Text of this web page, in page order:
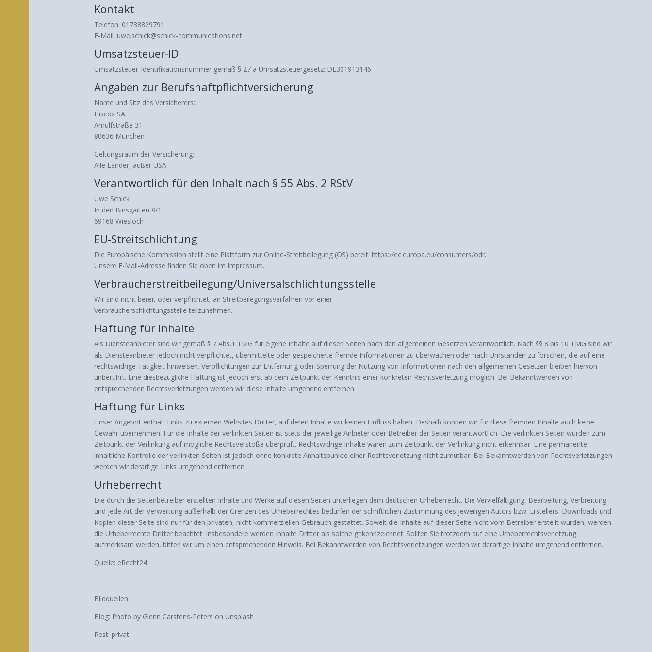
Kontakt
Telefon: 01738829791
E-Mail: uwe.schick@schick-communications.net
Umsatzsteuer-ID
Umsatzsteuer-Identifikationsnummer gemäß § 27 a Umsatzsteuergesetz: DE301913146
Angaben zur Berufshaftpflichtversicherung
Name und Sitz des Versicherers:
Hiscox SA
Arnulfstraße 31
80636 München
Geltungsraum der Versicherung:
Alle Länder, außer USA
Verantwortlich für den Inhalt nach § 55 Abs. 2 RStV
Uwe Schick
In den Binsgärten 8/1
69168 Wiesloch
EU-Streitschlichtung
Die Europäische Kommission stellt eine Plattform zur Online-Streitbeilegung (OS) bereit: https://ec.europa.eu/consumers/odr.
Unsere E-Mail-Adresse finden Sie oben im Impressum.
Verbraucherstreitbeilegung/Universalschlichtungsstelle
Wir sind nicht bereit oder verpflichtet, an Streitbeilegungsverfahren vor einer
Verbraucherschlichtungsstelle teilzunehmen.
Haftung für Inhalte
Als Diensteanbieter sind wir gemäß § 7 Abs.1 TMG für eigene Inhalte auf diesen Seiten nach den allgemeinen Gesetzen verantwortlich. Nach §§ 8 bis 10 TMG sind wir
als Diensteanbieter jedoch nicht verpflichtet, übermittelte oder gespeicherte fremde Informationen zu überwachen oder nach Umständen zu forschen, die auf eine
rechtswidrige Tätigkeit hinweisen. Verpflichtungen zur Entfernung oder Sperrung der Nutzung von Informationen nach den allgemeinen Gesetzen bleiben hiervon
unberührt. Eine diesbezügliche Haftung ist jedoch erst ab dem Zeitpunkt der Kenntnis einer konkreten Rechtsverletzung möglich. Bei Bekanntwerden von
entsprechenden Rechtsverletzungen werden wir diese Inhalte umgehend entfernen.
Haftung für Links
Unser Angebot enthält Links zu externen Websites Dritter, auf deren Inhalte wir keinen Einfluss haben. Deshalb können wir für diese fremden Inhalte auch keine
Gewähr übernehmen. Für die Inhalte der verlinkten Seiten ist stets der jeweilige Anbieter oder Betreiber der Seiten verantwortlich. Die verlinkten Seiten wurden zum
Zeitpunkt der Verlinkung auf mögliche Rechtsverstöße überprüft. Rechtswidrige Inhalte waren zum Zeitpunkt der Verlinkung nicht erkennbar. Eine permanente
inhaltliche Kontrolle der verlinkten Seiten ist jedoch ohne konkrete Anhaltspunkte einer Rechtsverletzung nicht zumutbar. Bei Bekanntwerden von Rechtsverletzungen
werden wir derartige Links umgehend entfernen.
Urheberrecht
Die durch die Seitenbetreiber erstellten Inhalte und Werke auf diesen Seiten unterliegen dem deutschen Urheberrecht. Die Vervielfältigung, Bearbeitung, Verbreitung
und jede Art der Verwertung außerhalb der Grenzen des Urheberrechtes bedürfen der schriftlichen Zustimmung des jeweiligen Autors bzw. Erstellers. Downloads und
Kopien dieser Seite sind nur für den privaten, nicht kommerziellen Gebrauch gestattet. Soweit die Inhalte auf dieser Seite nicht vom Betreiber erstellt wurden, werden
die Urheberrechte Dritter beachtet. Insbesondere werden Inhalte Dritter als solche gekennzeichnet. Sollten Sie trotzdem auf eine Urheberrechtsverletzung
aufmerksam werden, bitten wir um einen entsprechenden Hinweis. Bei Bekanntwerden von Rechtsverletzungen werden wir derartige Inhalte umgehend entfernen.
Quelle: eRecht24
Bildquellen:
Blog: Photo by Glenn Carstens-Peters on Unsplash
Rest: privat